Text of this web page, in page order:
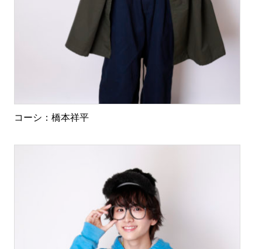
コーシ：橋本祥平